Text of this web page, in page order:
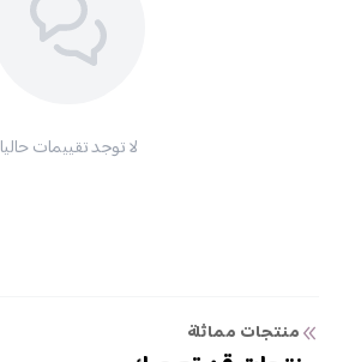
لا توجد تقييمات حاليا
منتجات مماثلة